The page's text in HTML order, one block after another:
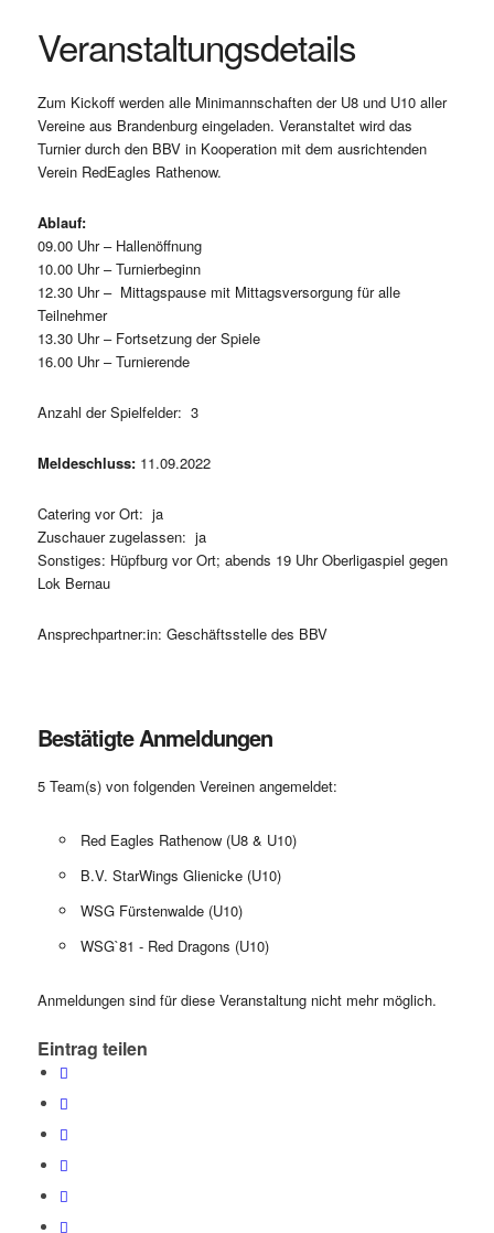
Veranstaltungsdetails
Zum Kickoff werden alle Minimannschaften der U8 und U10 aller
Vereine aus Brandenburg eingeladen. Veranstaltet wird das
Turnier durch den BBV in Kooperation mit dem ausrichtenden
Verein RedEagles Rathenow.
Ablauf:
09.00 Uhr – Hallenöffnung
10.00 Uhr – Turnierbeginn
12.30 Uhr – Mittagspause mit Mittagsversorgung für alle
Teilnehmer
13.30 Uhr – Fortsetzung der Spiele
16.00 Uhr – Turnierende
Anzahl der Spielfelder: 3
Meldeschluss:11.09.2022
Catering vor Ort: ja
Zuschauer zugelassen: ja
Sonstiges: Hüpfburg vor Ort; abends 19 Uhr Oberligaspiel gegen
Lok Bernau
Ansprechpartner:in: Geschäftsstelle des BBV
Bestätigte Anmeldungen
5 Team(s) von folgenden Vereinen angemeldet:
Red Eagles Rathenow (U8 & U10)
B.V. StarWings Glienicke (U10)
WSG Fürstenwalde (U10)
WSG`81 - Red Dragons (U10)
Anmeldungen sind für diese Veranstaltung nicht mehr möglich.
Eintrag teilen